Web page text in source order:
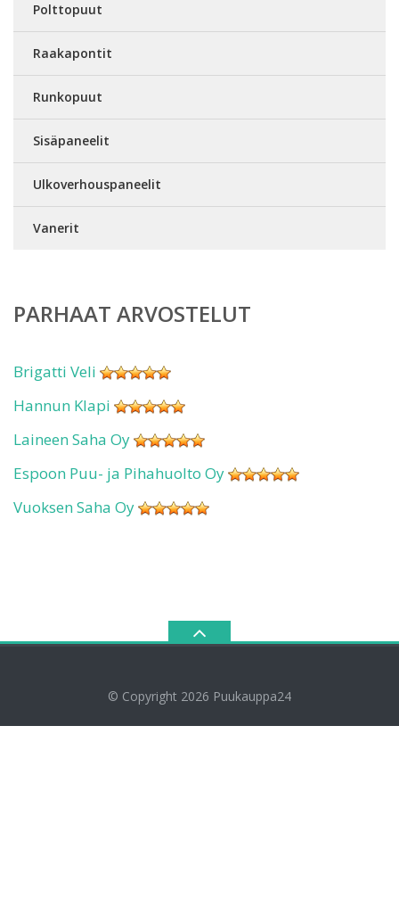
Polttopuut
Raakapontit
Runkopuut
Sisäpaneelit
Ulkoverhouspaneelit
Vanerit
PARHAAT ARVOSTELUT
Brigatti Veli
Hannun Klapi
Laineen Saha Oy
Espoon Puu- ja Pihahuolto Oy
Vuoksen Saha Oy
© Copyright 2026 Puukauppa24